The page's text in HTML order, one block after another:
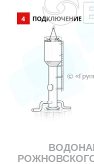
РОЖНОВСКОГО